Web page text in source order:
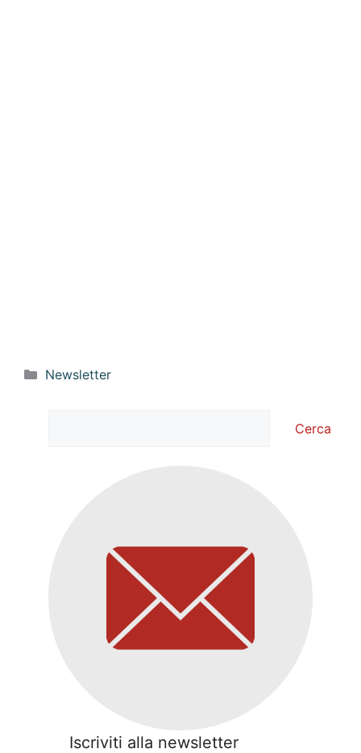
Categorie
Newsletter
Cerca
Iscriviti alla newsletter